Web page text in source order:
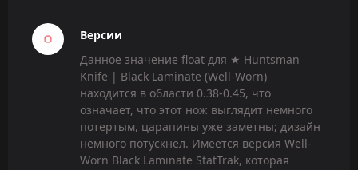
Версии
Данное значение float для ★ Huntsman
Knife | Black Laminate (Well-Worn)
находится в области 0.38-0.45, что
означает, что этот нож выглядит немного
потертым, царапины уже заметны; дизайн
немного потускнел. Имеется версия Well-
Worn Black Laminate StatTrak, которая